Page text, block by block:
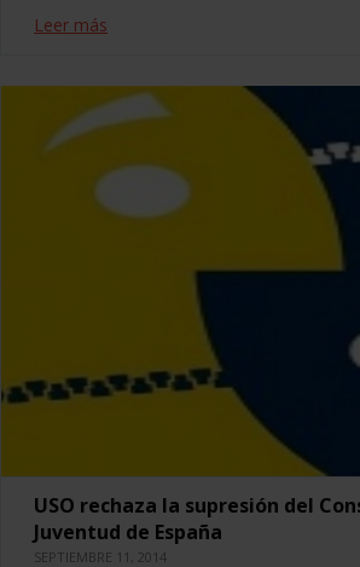
Leer más
USO rechaza la supresión del
Juventud de España
SEPTIEMBRE 11, 2014